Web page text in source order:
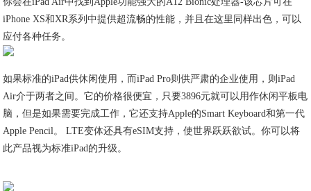
iPhone XS和XR系列中提供超流畅的性能，并且在这里同样出色，可以
应付各种任务。
如果标准的iPad供休闲使用，而iPad Pro则供严肃的企业使用，则iPad
Air介于两者之间。它的价格很便宜，只要3896元就可以用作休闲平板电
脑，但是如果需要完成工作，它还支持Apple的Smart Keyboard和第一代
Apple Pencil。 LTE变体还具有eSIM支持，使世界跃跃欲试。你可以将
此产品视为标准iPad的升级。